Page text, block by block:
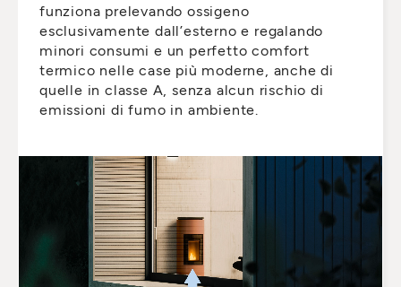
funziona prelevando ossigeno
esclusivamente dall’esterno e regalando
minori consumi e un perfetto comfort
termico nelle case più moderne, anche di
quelle in classe A, senza alcun rischio di
emissioni di fumo in ambiente.